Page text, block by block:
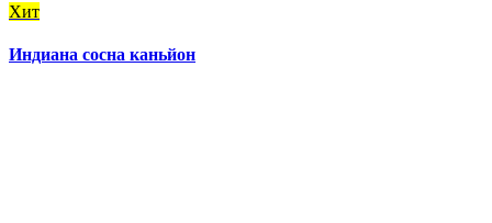
Хит
Индиана сосна каньйон